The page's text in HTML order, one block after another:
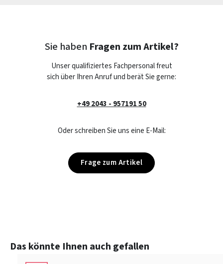
Sie haben Fragen zum Artikel?
Unser qualifiziertes Fachpersonal freut
sich über Ihren Anruf und berät Sie gerne:
+49 2043 - 957191 50
Oder schreiben Sie uns eine E-Mail:
Frage zum Artikel
Produktgalerie überspringen
Das könnte Ihnen auch gefallen